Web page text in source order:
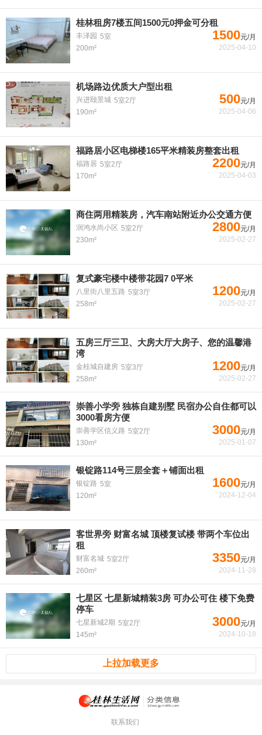
桂林租房7楼五间1500元0押金可分租
丰泽园 5室
200m²
1500元/月
2025-04-10
机场路边优质大户型出租
兴进颐景城 5室2厅
190m²
500元/月
2025-04-06
福路居小区电梯楼165平米精装房整套出租
福路居 5室2厅
170m²
2200元/月
2025-04-03
商住两用精装房，汽车南站附近办公交通方便
润鸿水尚小区 5室2厅
230m²
2800元/月
2025-02-27
复式豪宅楼中楼带花园7 0平米
八里街八里五路 5室3厅
258m²
1200元/月
2025-02-27
五房三厅三卫、大房大厅大房子、您的温馨港
湾
金桂城自建房 5室3厅
258m²
1200元/月
2025-02-27
崇善小学旁 独栋自建别墅 民宿办公自住都可以
3000看房方便
崇善学区信义路 5室2厅
130m²
3000元/月
2025-01-07
银锭路114号三层全套＋铺面出租
银锭路 5室
120m²
1600元/月
2024-12-04
客世界旁 财富名城 顶楼复试楼 带两个车位出
租
财富名城 5室2厅
260m²
3350元/月
2024-11-28
七星区 七星新城精装3房 可办公可住 楼下免费
停车
七星新城2期 5室2厅
145m²
3000元/月
2024-10-18
上拉加载更多
联系我们